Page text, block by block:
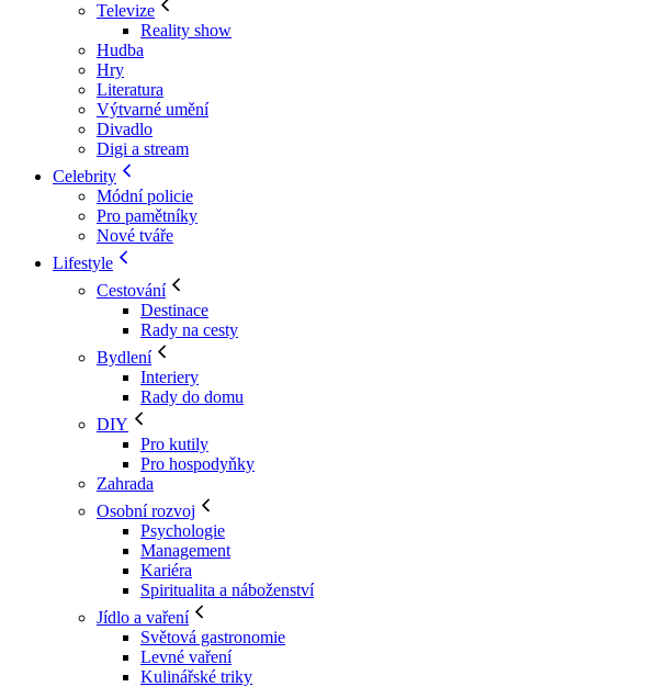
Televize
Reality show
Hudba
Hry
Literatura
Výtvarné umění
Divadlo
Digi a stream
Celebrity
Módní policie
Pro pamětníky
Nové tváře
Lifestyle
Cestování
Destinace
Rady na cesty
Bydlení
Interiery
Rady do domu
DIY
Pro kutily
Pro hospodyňky
Zahrada
Osobní rozvoj
Psychologie
Management
Kariéra
Spiritualita a náboženství
Jídlo a vaření
Světová gastronomie
Levné vaření
Kulinářské triky